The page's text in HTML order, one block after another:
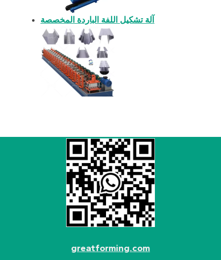
آلة تشكيل اللفة الباردة المخصصة
greatforming.com